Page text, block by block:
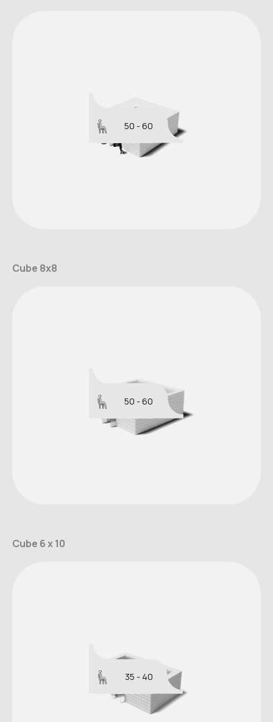
50 - 60
Cube 8x8
50 - 60
Cube 6 x 10
35 - 40